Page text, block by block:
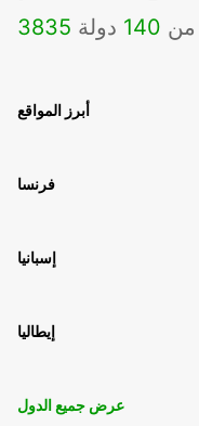
3835 من 140 دولة
أبرز المواقع
فرنسا
إسبانيا
إيطاليا
عرض جميع الدول